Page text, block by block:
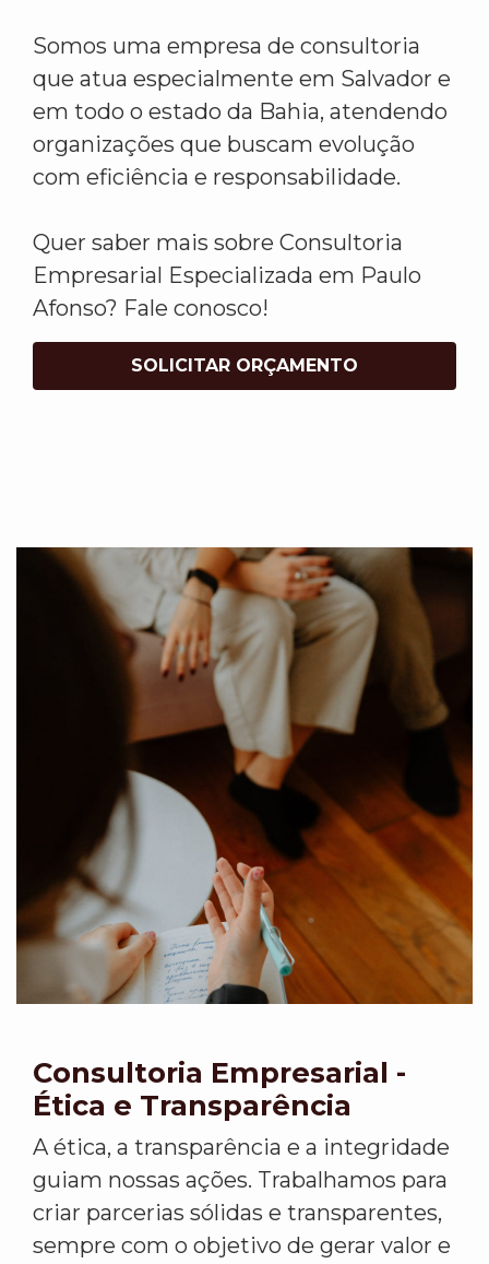
Somos uma empresa de consultoria
que atua especialmente em Salvador e
em todo o estado da Bahia, atendendo
organizações que buscam evolução
com eficiência e responsabilidade.
Quer saber mais sobre Consultoria
Empresarial Especializada em Paulo
Afonso? Fale conosco!
SOLICITAR ORÇAMENTO
Consultoria Empresarial -
Ética e Transparência
A ética, a transparência e a integridade
guiam nossas ações. Trabalhamos para
criar parcerias sólidas e transparentes,
sempre com o objetivo de gerar valor e